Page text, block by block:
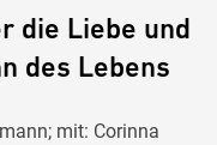
die Liebe und
des Lebens
mit: Corinna